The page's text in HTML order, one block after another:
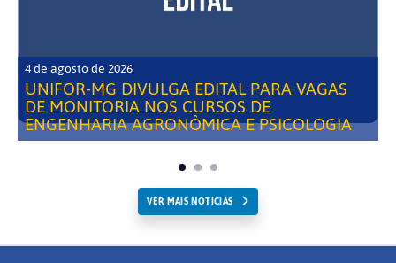
4 de agosto de 2026
UNIFOR-MG DIVULGA EDITAL PARA VAGAS
DE MONITORIA NOS CURSOS DE
ENGENHARIA AGRONÔMICA E PSICOLOGIA
VER MAIS NOTICIAS